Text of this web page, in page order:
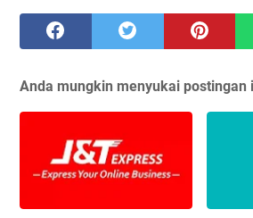
Anda mungkin menyukai postingan